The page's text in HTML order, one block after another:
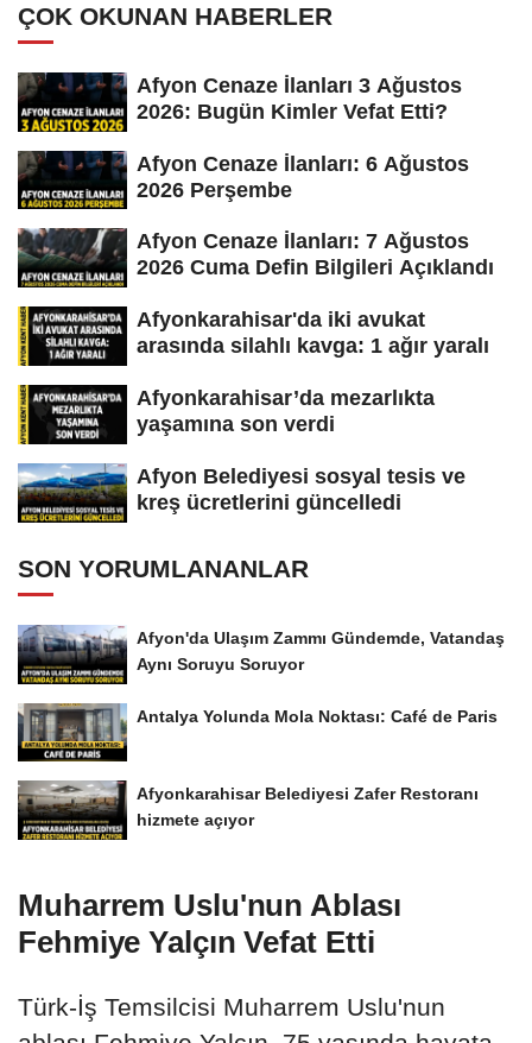
ÇOK OKUNAN HABERLER
Afyon Cenaze İlanları 3 Ağustos
2026: Bugün Kimler Vefat Etti?
Afyon Cenaze İlanları: 6 Ağustos
2026 Perşembe
Afyon Cenaze İlanları: 7 Ağustos
2026 Cuma Defin Bilgileri Açıklandı
Afyonkarahisar'da iki avukat
arasında silahlı kavga: 1 ağır yaralı
Afyonkarahisar’da mezarlıkta
yaşamına son verdi
Afyon Belediyesi sosyal tesis ve
kreş ücretlerini güncelledi
SON YORUMLANANLAR
Afyon'da Ulaşım Zammı Gündemde, Vatandaş
Aynı Soruyu Soruyor
Antalya Yolunda Mola Noktası: Café de Paris
Afyonkarahisar Belediyesi Zafer Restoranı
hizmete açıyor
Muharrem Uslu'nun Ablası
Fehmiye Yalçın Vefat Etti
Türk-İş Temsilcisi Muharrem Uslu'nun